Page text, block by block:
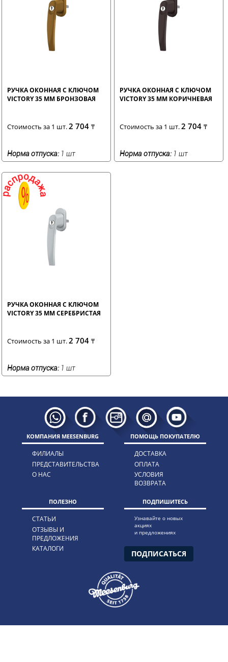
РУЧКА ОКОННАЯ С КЛЮЧОМ
VICTORY 35 ММ БРОНЗОВАЯ
Стоимость за 1 шт.2 704 ₸
Норма отпуска: 1 шт
РУЧКА ОКОННАЯ С КЛЮЧОМ
VICTORY 35 ММ КОРИЧНЕВАЯ
Стоимость за 1 шт.2 704₸
Норма отпуска: 1 шт
РУЧКА ОКОННАЯ С КЛЮЧОМ
VICTORY 35 ММ СЕРЕБРИСТАЯ
Стоимость за 1 шт.2 704 ₸
Норма отпуска: 1 шт
КОМПАНИЯ MEESENBURG
ФИЛИАЛЫ
ПРЕДСТАВИТЕЛЬСТВА
О НАС
ПОМОЩЬ ПОКУПАТЕЛЮ
ДОСТАВКА
ОПЛАТА
УСЛОВИЯ
ВОЗВРАТА
ПОЛЕЗНО
СТАТЬИ
ОТЗЫВЫ И
ПРЕДЛОЖЕНИЯ
КАТАЛОГИ
ПОДПИШИТЕСЬ
Узнавайте о новых
акциях
и предложениях
ПОДПИСАТЬСЯ